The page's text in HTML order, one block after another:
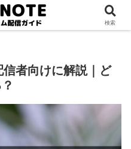
者向けに解説｜ど
検索